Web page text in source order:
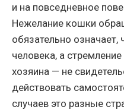
и на повседневное
Нежелание кошки
обязательно означает,
человека, а
хозяина — не
действовать
случаев это разные